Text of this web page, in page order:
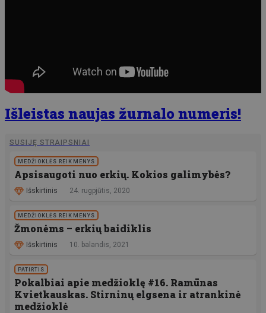
Išleistas naujas žurnalo numeris!
SUSIJĘ STRAIPSNIAI
MEDŽIOKLĖS REIKMENYS
Apsisaugoti nuo erkių. Kokios galimybės?
Išskirtinis 24. rugpjūtis, 2020
MEDŽIOKLĖS REIKMENYS
Žmonėms – erkių baidiklis
Išskirtinis 10. balandis, 2021
PATIRTIS
Pokalbiai apie medžioklę #16. Ramūnas
Kvietkauskas. Stirninų elgsena ir atrankinė
medžioklė